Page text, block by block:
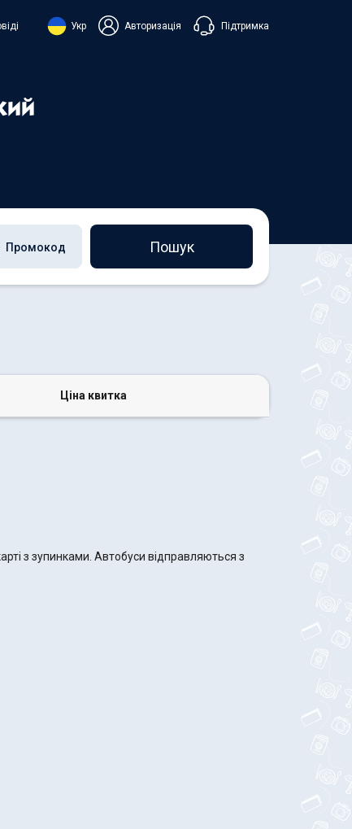
Укр Авторизація Підтримка
Чат в Messenger
Пошук
Ціна квитка
з зупинками. Автобуси відправляються з